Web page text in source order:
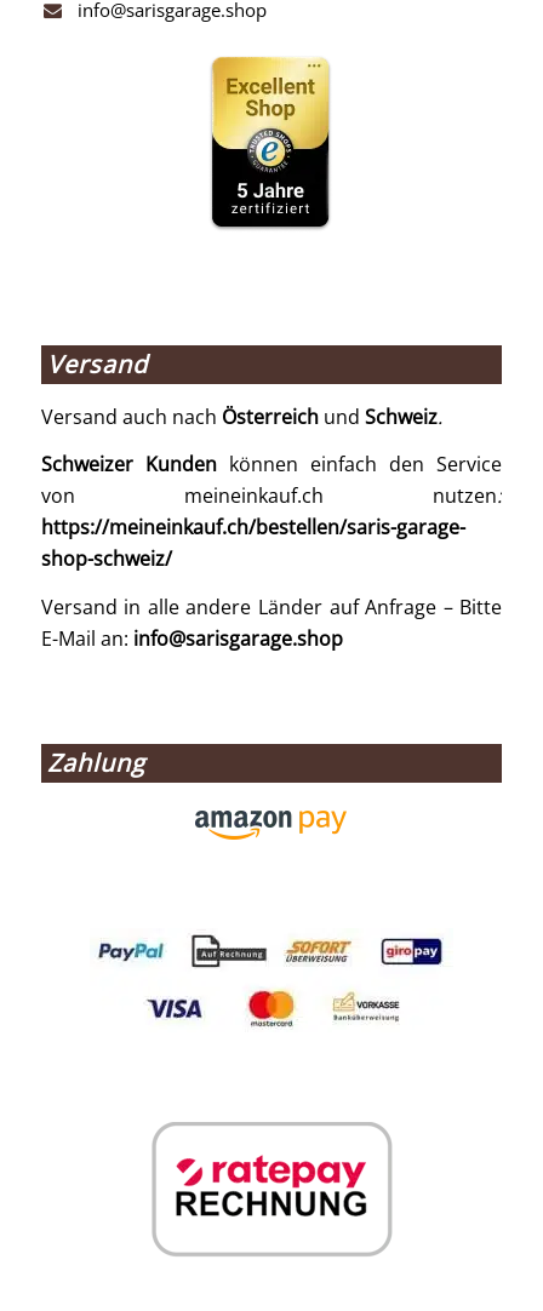
info@sarisgarage.shop
Versand
Versand auch nach Österreichund Schweiz.
Schweizer Kundenkönnen einfach den Service
von meineinkauf.ch nutzen:
https://meineinkauf.ch/bestellen/saris-garage-
shop-schweiz/
Versand in alle andere Länder auf Anfrage – Bitte
E-Mail an: info@sarisgarage.shop
Zahlung